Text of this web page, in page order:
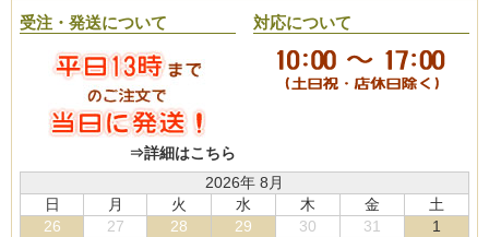
受注・発送について
⇒詳細はこちら
対応について
2026年 8月
日
月 火 水 木 金
土
26
27 28 29 30 31
1